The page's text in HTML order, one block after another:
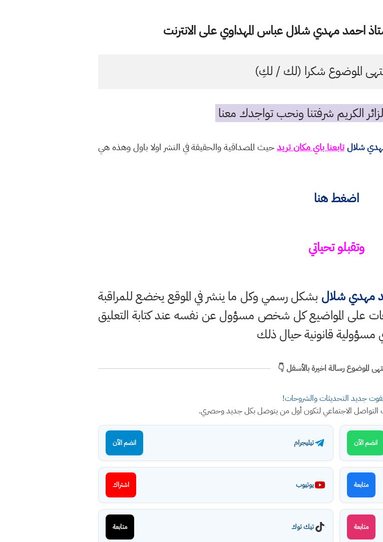
احمد مهدي شلال عباس المهداوي على الانترنت
الموضوع شكرا (لك / لكِ)
الكريم شرفتنا ونحب تواجدك معنا
شلالتابعنا باي مكان تريدحيث المصداقية والحقيقة في النشر اولا باول وهذه هي
اضغط هنا
وتقبلو تحياتي
مهدي شلال بشكل رسمي وكل ما ينشر في الموقع يخضع للمراقبة
على المواضيع كل شخص مسؤول عن نفسه عند كتابة التعليق
قانونية حيال ذلك
الموضوع رسالة اخيرة بالأسفل 👇
جديد التحديثات والشروحات!
التواصل الاجتماعي لتكون أول من يتوصل بكل جديد وحصري.
انضم الآن تيليجرام انضم الآن
متابعة يوتيوب اشتراك
متابعة تيك توك متابعة